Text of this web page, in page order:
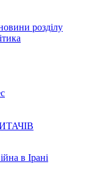
розділу
в Ірані